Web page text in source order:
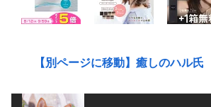
【別ページに移動】癒しのハル